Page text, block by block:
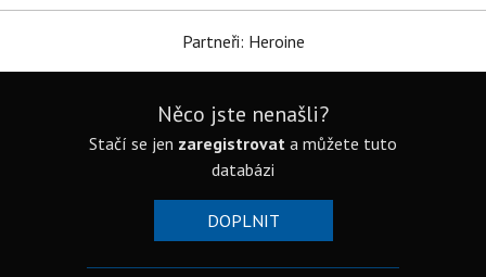
Partneři: Heroine
Něco jste nenašli?
Stačí se jen zaregistrovat a můžete tuto
databázi
DOPLNIT